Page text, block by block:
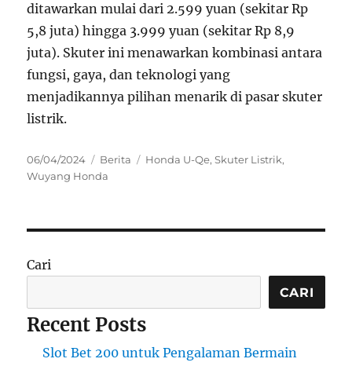
ditawarkan mulai dari 2.599 yuan (sekitar Rp
5,8 juta) hingga 3.999 yuan (sekitar Rp 8,9
juta). Skuter ini menawarkan kombinasi antara
fungsi, gaya, dan teknologi yang
menjadikannya pilihan menarik di pasar skuter
listrik.
Posted
on
06/04/2024 Categories
Berita Tags
Honda U-Qe,Skuter Listrik,
Wuyang Honda
Cari
CARI
Recent Posts
Slot Bet 200 untuk Pengalaman Bermain